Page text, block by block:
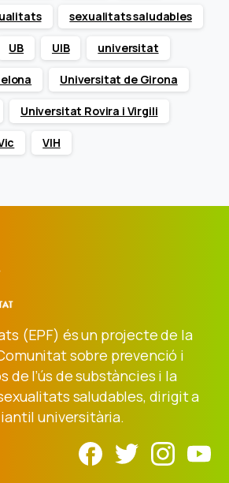
sexualitats saludables
UB UIB universitat
Universitat de Girona
Universitat Rovira i Virgili
VIH
(EPF) és un projecte de la
sobre prevenció i
de l’ús de substàncies i la
saludables, dirigit a
universitària.